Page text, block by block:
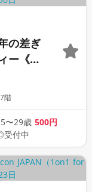
の差ぎ
ー《30
《全
階
〜29歳 500円
付中